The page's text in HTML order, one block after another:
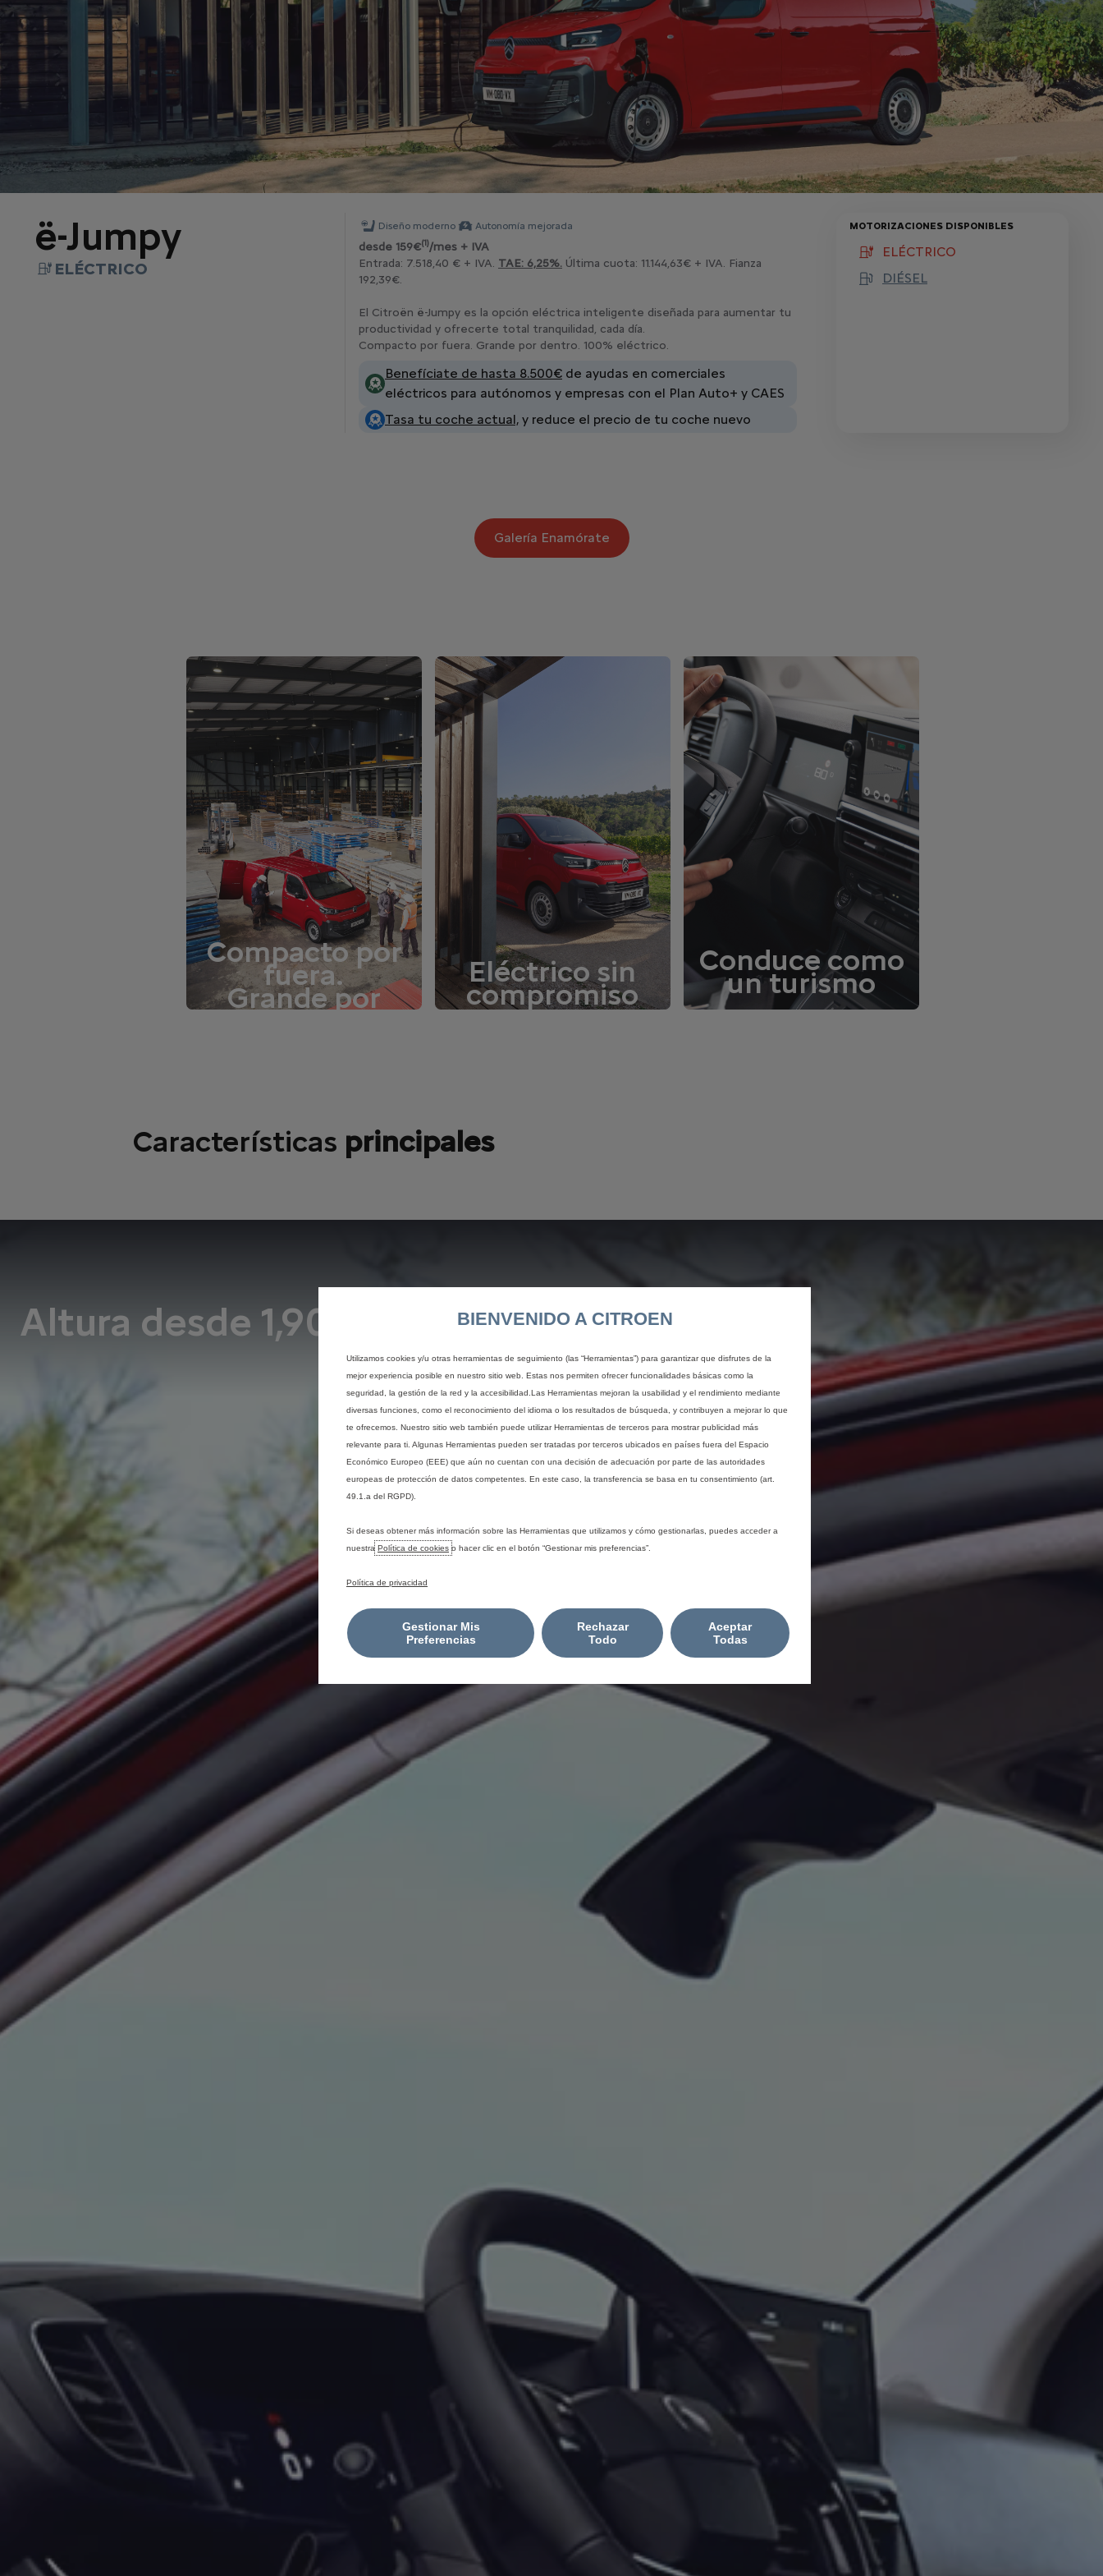
ë-Jumpy
ELÉCTRICO
Diseño moderno Autonomía mejorada
desde 159€(1)/mes + IVA
Entrada: 7.518,40 € + IVA. TAE: 6,25%. Última cuota: 11.144,63€ + IVA. Fianza
192,39€.
El Citroën ë-Jumpy es la opción eléctrica inteligente diseñada para aumentar tu
productividad y ofrecerte total tranquilidad, cada día.
Compacto por fuera. Grande por dentro. 100% eléctrico.
Benefíciate de hasta 8.500€ de ayudas en comerciales
eléctricos para autónomos y empresas con el Plan Auto+ y CAES
Tasa tu coche actual, y reduce el precio de tu coche nuevo
MOTORIZACIONES DISPONIBLES
ELÉCTRICO
DIÉSEL
Galería Enamórate
Compacto por
fuera.
Grande por
dentro.
Eléctrico sin
compromiso
Conduce como
un turismo
Características principales
Altura desde 1,90 m BIENVENIDO A CITROEN
Utilizamos cookies y/u otras herramientas de seguimiento (las “Herramientas”) para garantizar que disfrutes de la
mejor experiencia posible en nuestro sitio web. Estas nos permiten ofrecer funcionalidades básicas como la
seguridad, la gestión de la red y la accesibilidad.Las Herramientas mejoran la usabilidad y el rendimiento mediante
diversas funciones, como el reconocimiento del idioma o los resultados de búsqueda, y contribuyen a mejorar lo que
te ofrecemos. Nuestro sitio web también puede utilizar Herramientas de terceros para mostrar publicidad más
relevante para ti. Algunas Herramientas pueden ser tratadas por terceros ubicados en países fuera del Espacio
Económico Europeo (EEE) que aún no cuentan con una decisión de adecuación por parte de las autoridades
europeas de protección de datos competentes. En este caso, la transferencia se basa en tu consentimiento (art.
49.1.a del RGPD).
Si deseas obtener más información sobre las Herramientas que utilizamos y cómo gestionarlas, puedes acceder a
nuestra Política de cookies o hacer clic en el botón “Gestionar mis preferencias”.
Política de privacidad
Gestionar Mis
Preferencias
Aceptar
Todas
Rechazar
Todo